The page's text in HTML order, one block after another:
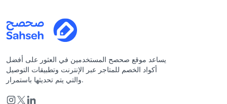
يساعد موقع صحصح المستخدمين في العثور على أفضل
أكواد الخصم للمتاجر عبر الإنترنت وتطبيقات التوصيل
والتي يتم تحديثها باستمرار.